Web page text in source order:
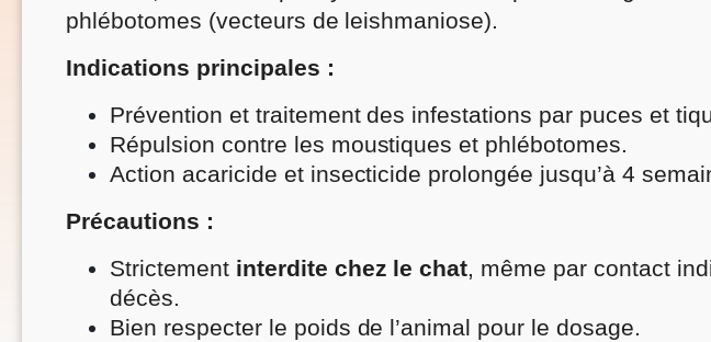
phlébotomes (vecteurs de leishmaniose).
Indications principales :
Prévention et traitement des infestations par puces et
Répulsion contre les moustiques et phlébotomes.
Action acaricide et insecticide prolongée jusqu’à 4
Précautions :
Strictement interdite chez le chat, même par contact
décès.
Bien respecter le poids de l’animal pour le dosage.